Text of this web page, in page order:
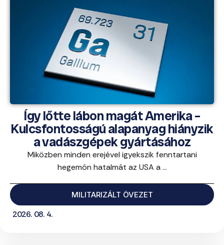
Így lőtte lábon magát Amerika –
Kulcsfontosságú alapanyag hiányzik
a vadászgépek gyártásához
Miközben minden erejével igyekszik fenntartani
hegemón hatalmát az USA a ...
MILITARIZÁLT ÖVEZET
2026. 08. 4.